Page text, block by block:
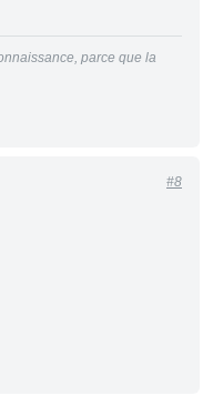
parce que la
#8